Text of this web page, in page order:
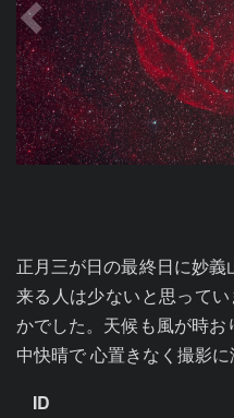
正月三が日の最終日に妙
来る人は少ないと思って
かでした。天候も風が時
中快晴で 心置きなく撮影に
ID